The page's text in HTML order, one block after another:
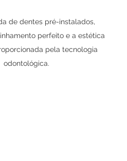
de dentes pré-instalados,
perfeito e a estética
pela tecnologia
odontológica.